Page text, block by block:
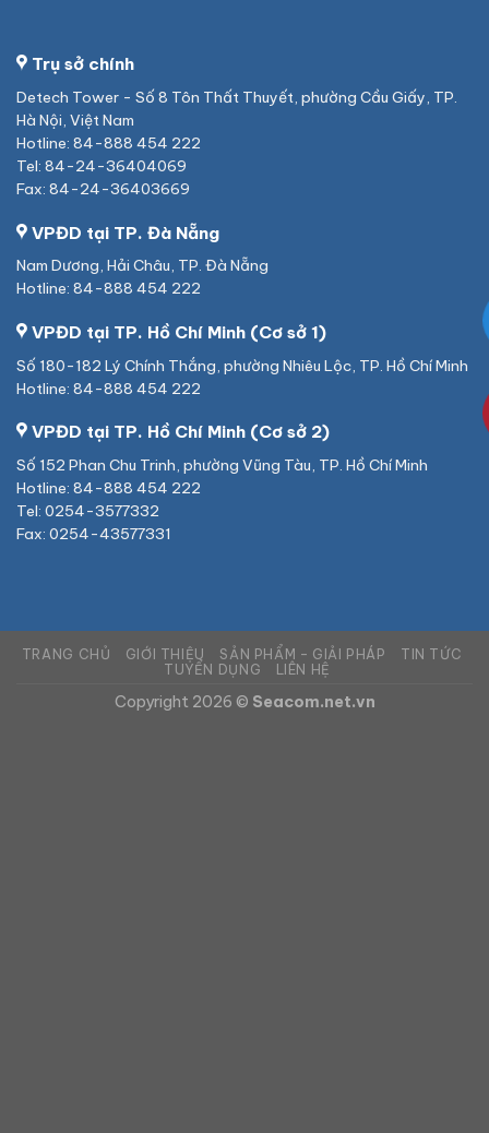
Trụ sở chính
Detech Tower - Số 8 Tôn Thất Thuyết, phường Cầu Giấy, TP.
Hà Nội, Việt Nam
Hotline: 84-888 454 222
Tel: 84-24-36404069
Fax: 84-24-36403669
VPĐD tại TP. Đà Nẵng
Nam Dương, Hải Châu, TP. Đà Nẵng
Hotline: 84-888 454 222
VPĐD tại TP. Hồ Chí Minh (Cơ sở 1)
Số 180-182 Lý Chính Thắng, phường Nhiêu Lộc, TP. Hồ Chí Minh
Hotline: 84-888 454 222
VPĐD tại TP. Hồ Chí Minh (Cơ sở 2)
Số 152 Phan Chu Trinh, phường Vũng Tàu, TP. Hồ Chí Minh
Hotline: 84-888 454 222
Tel: 0254-3577332
Fax: 0254-43577331
TRANG CHỦ GIỚI THIỆU SẢN PHẨM – GIẢI PHÁP
TIN TỨC
TUYỂN DỤNG
LIÊN HỆ
Copyright 2026 © Seacom.net.vn